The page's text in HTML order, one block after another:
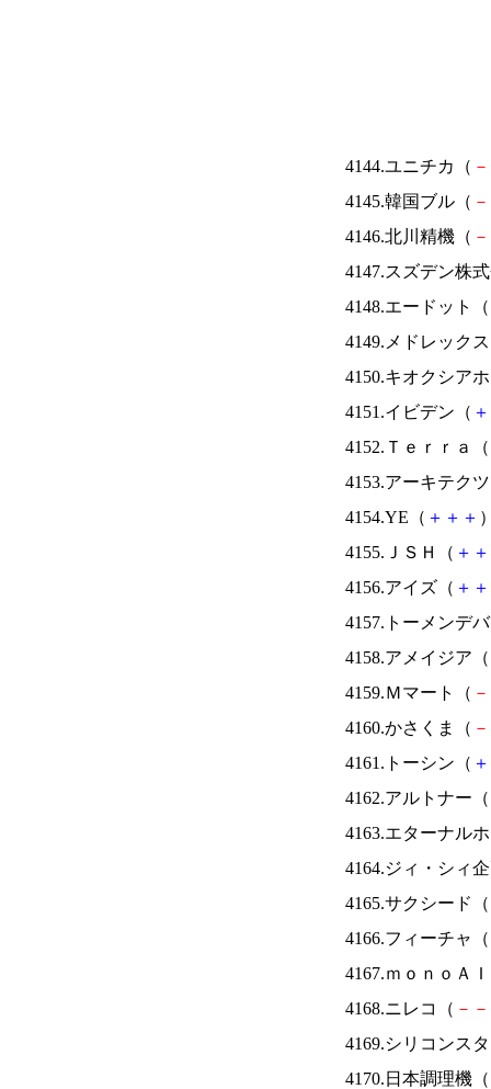
4144.ユニチカ（ －
4145.韓国ブル（ －
4146.北川精機（ －
4147.スズデン株
4148.エードット（
4149.メドレック
4150.キオクシア
4151.イビデン（ ＋
4152.Ｔｅｒｒａ（
4153.アーキテク
4154.YE（ ＋ ＋ ＋
4155.ＪＳＨ（ ＋ ＋
4156.アイズ（ ＋ ＋
4157.トーメンデ
4158.アメイジア（
4159.Ｍマート（ －
4160.かさくま（ －
4161.トーシン（ ＋
4162.アルトナー（
4163.エターナル
4164.ジィ・シィ
4165.サクシード（
4166.フィーチャ（
4167.ｍｏｎｏＡ
4168.ニレコ（ － －
4169.シリコンス
4170.日本調理機（